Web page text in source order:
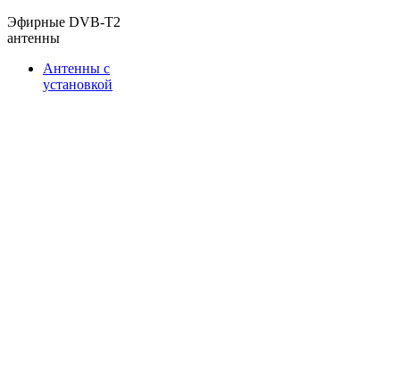
Эфирные DVB-T2
антенны
Антенны с
установкой